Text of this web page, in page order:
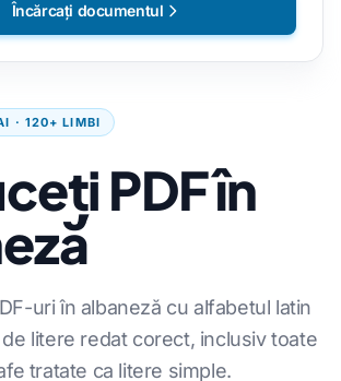
· 120+ LIMBI
PDF în
uri în albaneză cu alfabetul latin
litere redat corect, inclusiv toate
tratate ca litere simple.
Încărcați documentul